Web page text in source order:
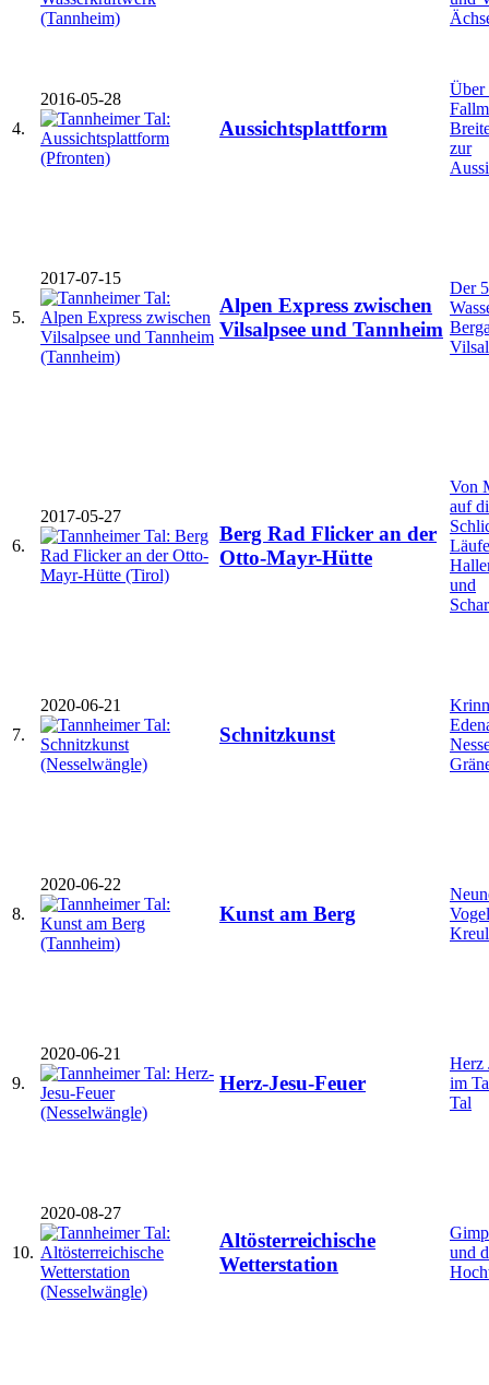
4.
2016-05-28
Aussichtsplattform
Über
zur
5.
2017-07-15
Alpen Express zwischen
Vilsalpsee und Tannheim
Der
6.
2017-05-27
Berg Rad Flicker an der
Otto-Mayr-Hütte
Von
auf
und
7.
2020-06-21
Schnitzkunst
8.
2020-06-22
Kunst am Berg
9.
2020-06-21
Herz-Jesu-Feuer
Herz
im
Tal
10.
2020-08-27
Altösterreichische
Wetterstation
und